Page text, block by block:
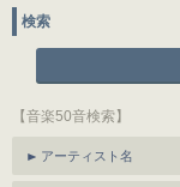
検索
【音楽50音検索】
アーティスト名